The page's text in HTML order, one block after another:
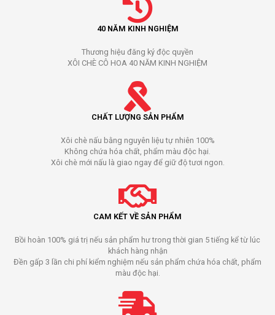
40 NĂM KINH NGHIỆM
Thương hiệu đăng ký độc quyền
XÔI CHÈ CÔ HOA 40 NĂM KINH NGHIỆM
CHẤT LƯỢNG SẢN PHẨM
Xôi chè nấu bằng nguyên liệu tự nhiên 100%
Không chứa hóa chất, phẩm màu độc hại.
Xôi chè mới nấu là giao ngay để giữ độ tươi ngon.
CAM KẾT VỀ SẢN PHẨM
Bồi hoàn 100% giá trị nếu sản phẩm hư trong thời gian 5 tiếng kể từ lúc
khách hàng nhận
Đền gấp 3 lần chi phí kiểm nghiệm nếu sản phẩm chứa hóa chất, phẩm
màu độc hại.